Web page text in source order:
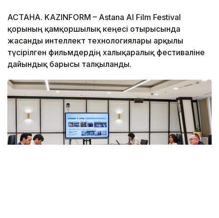
АСТАНА. KAZINFORM – Astana AI Film Festival
қорының қамқоршылық кеңесі отырысында
жасанды интеллект технологиялары арқылы
түсірілген фильмдердің халықаралық фестиваліне
дайындық барысы талқыланды.